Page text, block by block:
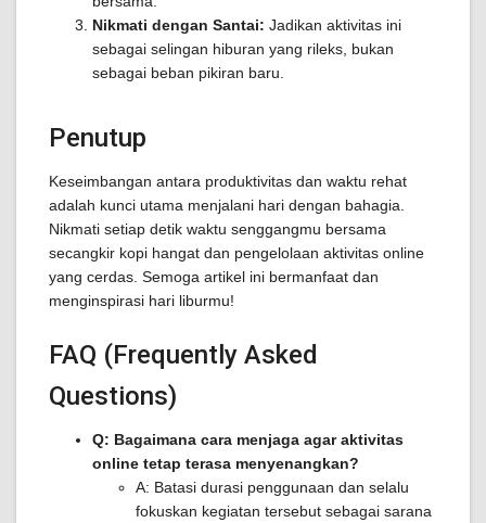
Nikmati dengan Santai: Jadikan aktivitas ini
sebagai selingan hiburan yang rileks, bukan
sebagai beban pikiran baru.
Penutup
Keseimbangan antara produktivitas dan waktu rehat
adalah kunci utama menjalani hari dengan bahagia.
Nikmati setiap detik waktu senggangmu bersama
secangkir kopi hangat dan pengelolaan aktivitas online
yang cerdas. Semoga artikel ini bermanfaat dan
menginspirasi hari liburmu!
FAQ (Frequently Asked
Questions)
Q: Bagaimana cara menjaga agar aktivitas
online tetap terasa menyenangkan?
A: Batasi durasi penggunaan dan selalu
fokuskan kegiatan tersebut sebagai sarana